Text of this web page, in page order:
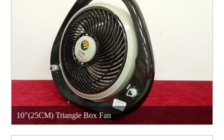
10"(25CM) Triangle Box Fan